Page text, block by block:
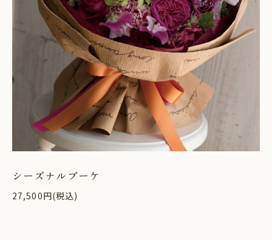
シーズナルブーケ
27,500円(税込)